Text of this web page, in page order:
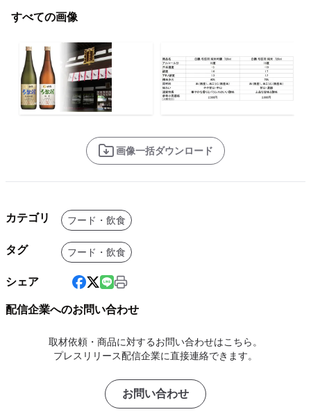
すべての画像
画像一括ダウンロード
カテゴリ フード・飲食
タグ フード・飲食
シェア
配信企業へのお問い合わせ
取材依頼・商品に対するお問い合わせはこちら。
プレスリリース配信企業に直接連絡できます。
お問い合わせ